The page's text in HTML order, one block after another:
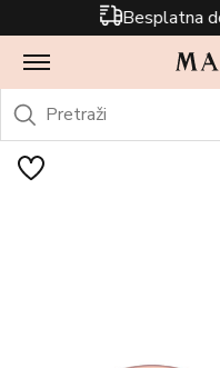
Besplatna